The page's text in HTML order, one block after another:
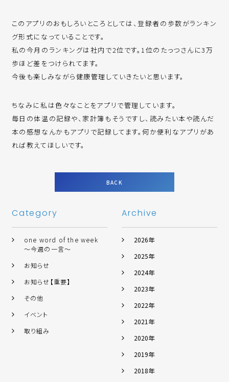
このアプリのおもしろいところとしては、登録者の歩数がランキン
グ形式になっていることです。
私の今月のランキングは社内で2位です。1位のたっつさんに3万
歩ほど差をつけられてます。
今後も楽しみながら健康管理していきたいと思います。
ちなみに私は色々なことをアプリで管理しています。
毎日の体温の記録や、家計簿もそうですし、読みたい本や読んだ
本の感想なんかもアプリで記録してます。何か便利なアプリがあ
れば教えてほしいです。
BACK
Category
one word of the week
～今週の一言～
お知らせ
お知らせ【重要】
その他
イベント
取り組み
Archive
2026年
2025年
2024年
2023年
2022年
2021年
2020年
2019年
2018年